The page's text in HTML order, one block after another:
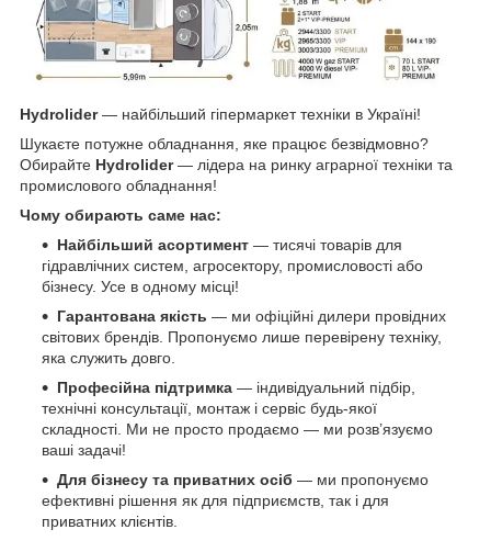
Hydrolider— найбільший гіпермаркет техніки в Україні!
Шукаєте потужне обладнання, яке працює безвідмовно?
Обирайте Hydrolider— лідера на ринку аграрної техніки та
промислового обладнання!
Чому обирають саме нас:
Найбільший асортимент — тисячі товарів для
гідравлічних систем, агросектору, промисловості або
бізнесу. Усе в одному місці!
Гарантована якість — ми офіційні дилери провідних
світових брендів. Пропонуємо лише перевірену техніку,
яка служить довго.
Професійна підтримка — індивідуальний підбір,
технічні консультації, монтаж і сервіс будь-якої
складності. Ми не просто продаємо — ми розв’язуємо
ваші задачі!
Для бізнесу та приватних осіб — ми пропонуємо
ефективні рішення як для підприємств, так і для
приватних клієнтів.